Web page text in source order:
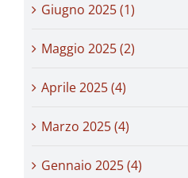
Giugno 2025 (1)
Maggio 2025 (2)
Aprile 2025 (4)
Marzo 2025 (4)
Gennaio 2025 (4)